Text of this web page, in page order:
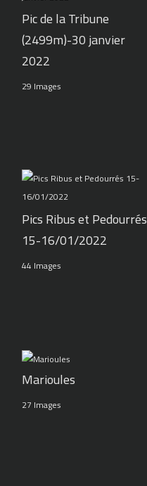
Pic de la Tribune
(2499m)-30 janvier
2022
29 Images
Pics Ribus et Pedourrés
15-16/01/2022
44 Images
Marioules
27 Images